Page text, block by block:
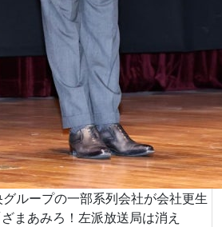
グループの一部系列会社が会社更生
まあみろ！左派放送局は消え